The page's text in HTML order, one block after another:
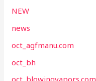
NEW
news
oct_agfmanu.com
oct_bh